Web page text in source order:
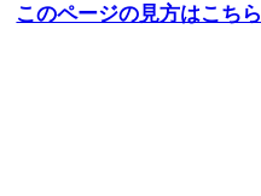
このページの見方はこちら